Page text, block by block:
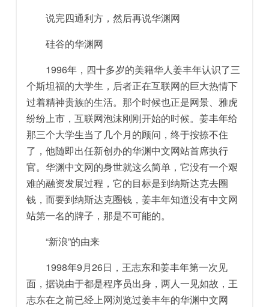
说完四通利方，然后再说华渊网
硅谷的华渊网
1996年，四十多岁的美籍华人姜丰年认识了三
个斯坦福的大学生，后者正在互联网的巨大热情下
过着精神贵族的生活。那个时候也正是网景、雅虎
纷纷上市，互联网泡沫刚刚开始的时候。姜丰年给
那三个大学生当了几个月的顾问，终于按捺不住
了，他随即出任新创办的华渊中文网站首席执行
官。华渊中文网的身世就这么简单，它没有一个艰
难的融资发展过程，它的目标是到纳斯达克去圈
钱，而要到纳斯达克圈钱，姜丰年知道没有中文网
站第一名的牌子，那是不可能的。
“新浪”的由来
1998年9月26日，王志东和姜丰年第一次见
面，据说由于都是程序员出身，两人一见如故，王
志东在之前已经上网浏览过姜丰年的华渊中文网